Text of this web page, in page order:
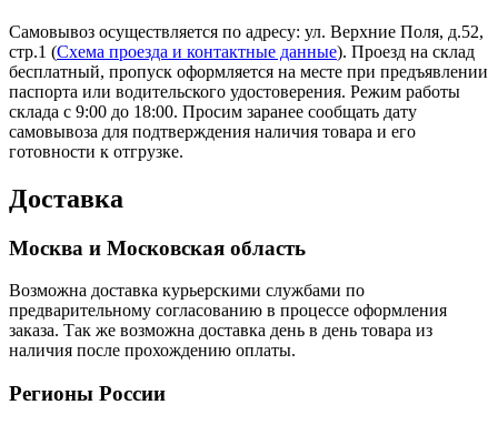
Самовывоз осуществляется по адресу: ул. Верхние Поля, д.52,
стр.1 (Схема проезда и контактные данные). Проезд на склад
бесплатный, пропуск оформляется на месте при предъявлении
паспорта или водительского удостоверения. Режим работы
склада с 9:00 до 18:00. Просим заранее сообщать дату
самовывоза для подтверждения наличия товара и его
готовности к отгрузке.
Доставка
Москва и Московская область
Возможна доставка курьерскими службами по
предварительному согласованию в процессе оформления
заказа. Так же возможна доставка день в день товара из
наличия после прохождению оплаты.
Регионы России